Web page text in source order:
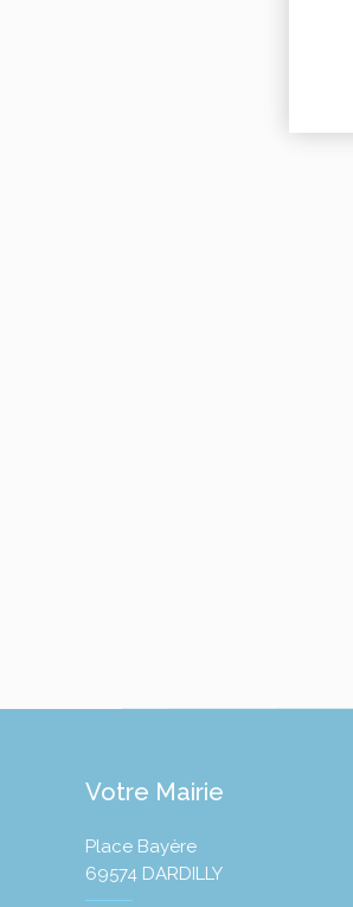
Votre Mairie
Place Bayère
69574 DARDILLY